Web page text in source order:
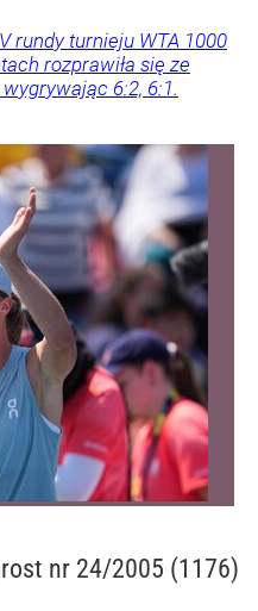
rundy turnieju WTA 1000
rozprawiła się ze
6:2, 6:1.
nr 24/2005 (1176)